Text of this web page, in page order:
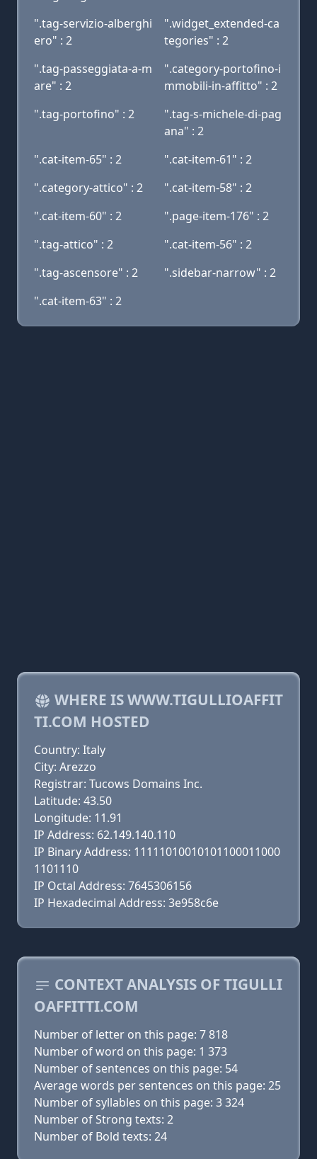
".tag-servizio-alberghi
ero" : 2
".widget_extended-ca
tegories" : 2
".tag-passeggiata-a-m
are" : 2
".category-portofino-i
mmobili-in-affitto" : 2
".tag-portofino" : 2
".tag-s-michele-di-pag
ana" : 2
".cat-item-65" : 2
".cat-item-61" : 2
".category-attico" : 2
".cat-item-58" : 2
".cat-item-60" : 2
".page-item-176" : 2
".tag-attico" : 2
".cat-item-56" : 2
".tag-ascensore" : 2
".sidebar-narrow" : 2
".cat-item-63" : 2
WHERE IS WWW.TIGULLIOAFFIT
TI.COM HOSTED
Country: Italy
City: Arezzo
Registrar: Tucows Domains Inc.
Latitude: 43.50
Longitude: 11.91
IP Address: 62.149.140.110
IP Binary Address: 11111010010101100011000
1101110
IP Octal Address: 7645306156
IP Hexadecimal Address: 3e958c6e
CONTEXT ANALYSIS OF TIGULLI
OAFFITTI.COM
Number of letter on this page: 7 818
Number of word on this page: 1 373
Number of sentences on this page: 54
Average words per sentences on this page: 25
Number of syllables on this page: 3 324
Number of Strong texts: 2
Number of Bold texts: 24